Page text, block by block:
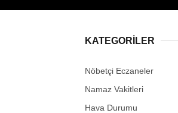
KATEGORİLER
Nöbetçi Eczaneler
Namaz Vakitleri
Hava Durumu